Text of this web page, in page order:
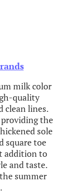
milk color
quality
clean lines.
the
sole
square toe
addition to
and taste.
summer